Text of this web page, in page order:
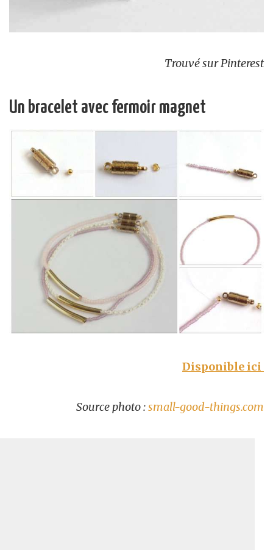
Trouvé sur Pinterest
Un bracelet avec fermoir magnet
Disponible ici
Source photo :small-good-things.com